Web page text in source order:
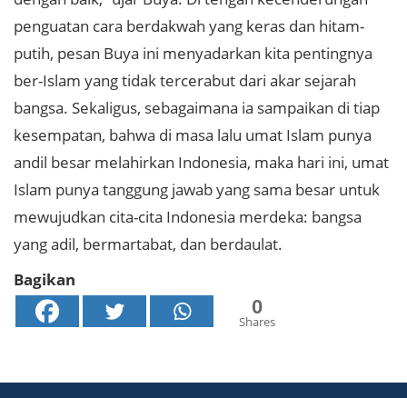
penguatan cara berdakwah yang keras dan hitam-
putih, pesan Buya ini menyadarkan kita pentingnya
ber-Islam yang tidak tercerabut dari akar sejarah
bangsa. Sekaligus, sebagaimana ia sampaikan di tiap
kesempatan, bahwa di masa lalu umat Islam punya
andil besar melahirkan Indonesia, maka hari ini, umat
Islam punya tanggung jawab yang sama besar untuk
mewujudkan cita-cita Indonesia merdeka: bangsa
yang adil, bermartabat, dan berdaulat.
Bagikan
0
Shares